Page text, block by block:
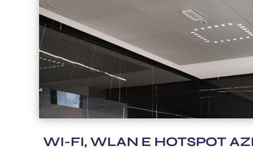
WI-FI, WLAN E HOTSPOT